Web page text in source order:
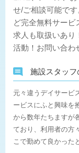
せ/ご相談可能で
ど完全無料サービ
求人も取扱いあり
活動！お問い合わ
施設スタッフ
元々違うデイサービ
ービスにふと興味を
から数年たちますが
ており、利用者の方
こで勤めて良かった